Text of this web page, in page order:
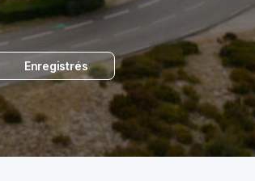
Enregistrés